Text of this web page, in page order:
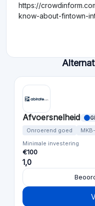
https://
know-about-fintown-
Afvoersnelheid
Onroerend goed
Minimale investering
€100
1,0